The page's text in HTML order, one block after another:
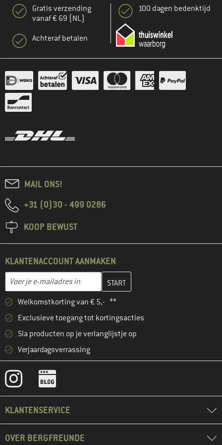
Gratis verzending
vanaf € 69 (NL)
Achteraf betalen
100 dagen bedenktijd
MAIL ONS!
+31 (0)30 - 499 0286
KOOP BEWUST
KLANTENACCOUNT AANMAKEN
E-mailadres
Vul je e-mailadres hier in en maak in de volgende stap je
Welkomstkorting van € 5,- **
Exclusieve toegang tot kortingsacties
Sla producten op je verlanglijstje op
Verjaardagsverrassing
KLANTENSERVICE
OVER BERGFREUNDE